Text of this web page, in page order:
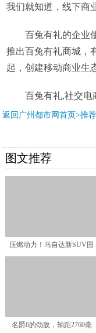
我们就知道，线下商
百兔有礼的企业
推出百兔有礼商城，
起，创建移动商业生
百兔有礼,社交电
返回广州都市网首页>推
图文推荐
压燃动力！马自达新SUV国
名爵6的劲敌，轴距2760毫